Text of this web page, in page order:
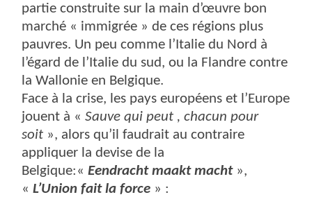
partie construite sur la main d’œuvre bon
marché « immigrée » de ces régions plus
pauvres. Un peu comme l’Italie du Nord à
l’égard de l’Italie du sud, ou la Flandre contre
la Wallonie en Belgique.
Face à la crise, les pays européens et l’Europe
jouent à «Sauve qui peut , chacun pour
soit », alors qu’il faudrait au contraire
appliquer la devise de la
Belgique:«Eendracht maakt macht »,
«L’Union fait la force » :